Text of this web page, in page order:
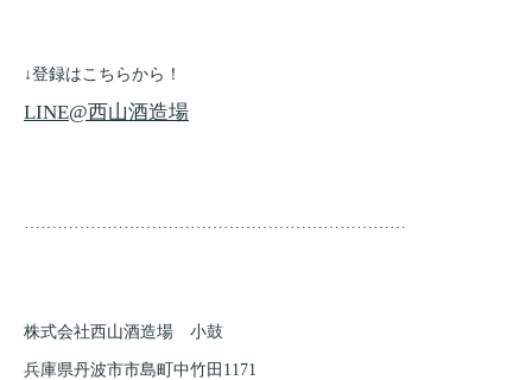
↓登録はこちらから！
LINE@西山酒造場
……………………………………………………………
株式会社西山酒造場 小鼓
兵庫県丹波市市島町中竹田1171